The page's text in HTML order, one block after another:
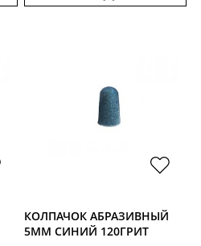
КОЛПАЧОК АБРАЗИВНЫЙ
5ММ СИНИЙ 120ГРИТ